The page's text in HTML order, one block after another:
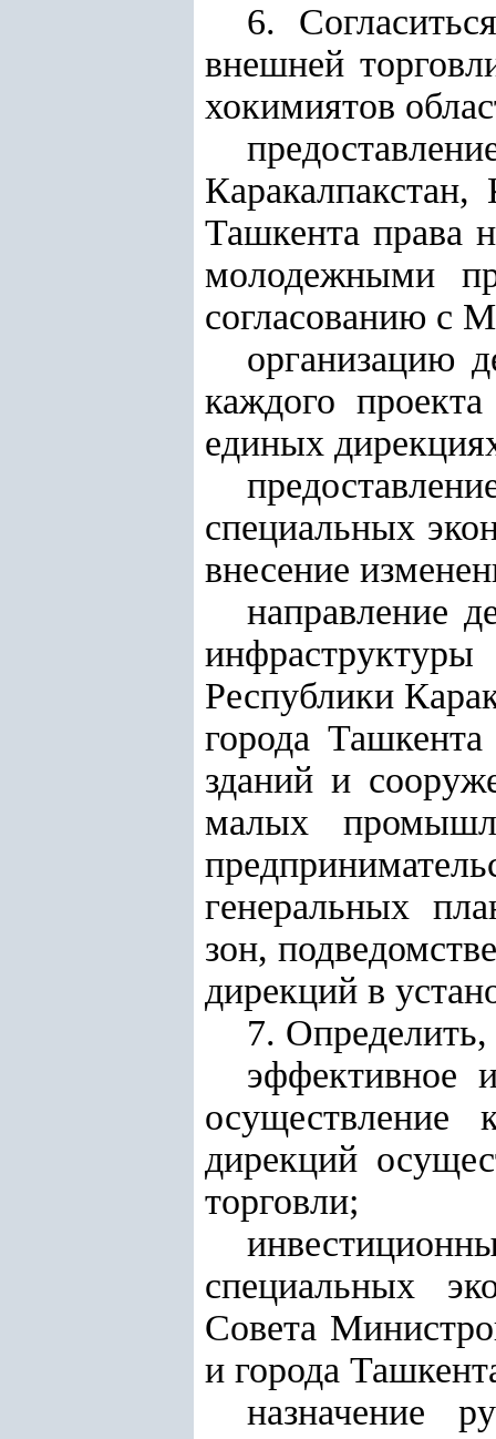
6.
внешней
хокимиятов
Ташкента права
молодежными
согласованию с
организацию
каждого
единых
специальных
внесение
направление
Республики
города
зданий и
малых
генеральных
зон,
дирекций в
7. Определить,
эффективное
осуществление
дирекций
торговли;
специальных
Совета
и города
назначение